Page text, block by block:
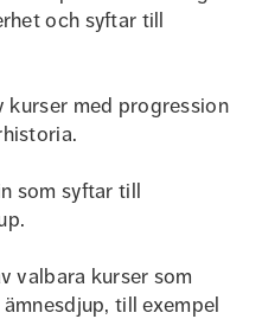
och syftar till
kurser med progression
som syftar till
valbara kurser som
till exempel